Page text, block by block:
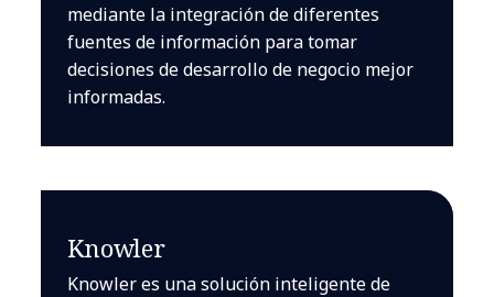
mediante la integración de diferentes
fuentes de información para tomar
decisiones de desarrollo de negocio mejor
informadas.
Knowler
Knowler es una solución inteligente de